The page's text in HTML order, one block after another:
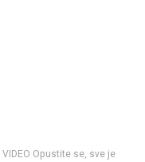
VIDEO Opustite se, sve je